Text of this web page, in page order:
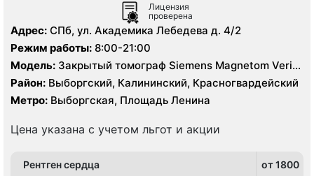
Лицензия
проверена
Адрес: СПб, ул. Академика Лебедева д. 4/2
Режим работы: 8:00-21:00
Модель: Закрытый томограф Siemens Magnetom Verio
3.0 Тесла, КТ Siemens Somatom Definition 64 среза
Район: Выборгский, Калининский, Красногвардейский
Метро: Выборгская, Площадь Ленина
Цена указана с учетом льгот и акции
Рентген сердца
от 1800